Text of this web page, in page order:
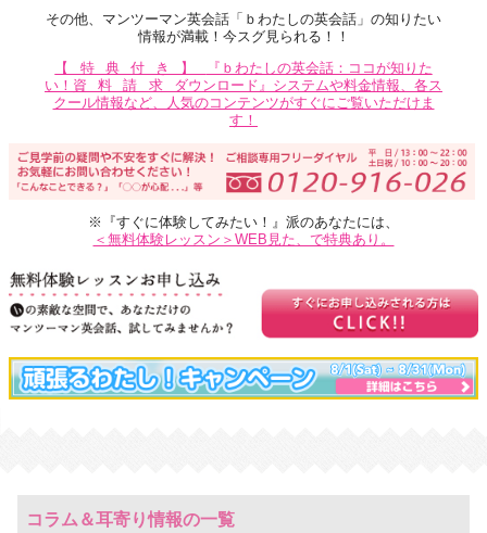
その他、マンツーマン英会話「ｂわたしの英会話」の知りたい
情報が満載！今スグ見られる！！
【特典付き】
『ｂわたしの英会話：ココが知りた
い！ 資料請求 ダウンロード』システムや料金情報、各ス
クール情報など、人気のコンテンツがすぐにご覧いただけま
す！
※『すぐに体験してみたい！』派のあなたには、
＜無料体験レッスン＞WEB見た、で特典あり。
コラム＆耳寄り情報の一覧